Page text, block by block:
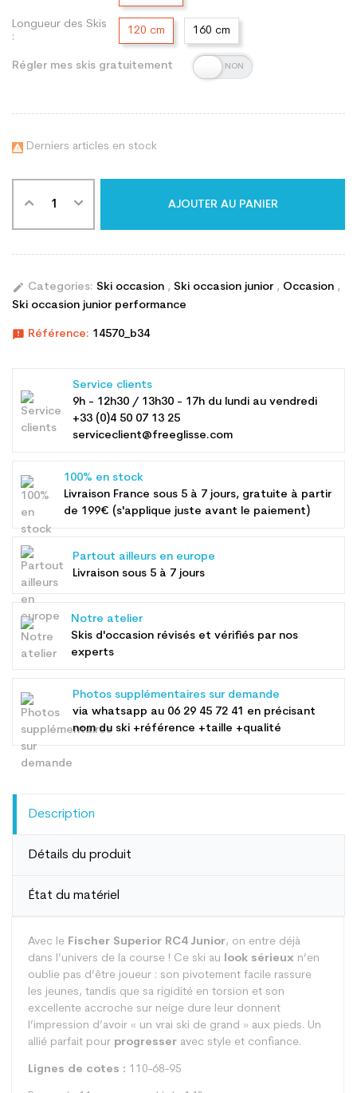
Longueur des Skis
:
120 cm 160 cm
Régler mes skis gratuitement
 Derniers articles en stock
AJOUTER AU PANIER
edit Categories: Ski occasion , Ski occasion junior , Occasion ,
Ski occasion junior performance
announcement Référence: 14570_b34
Service clients
9h - 12h30 / 13h30 - 17h du lundi au vendredi
+33 (0)4 50 07 13 25
serviceclient@freeglisse.com
100% en stock
Livraison France sous 5 à 7 jours, gratuite à partir
de 199€ (s'applique juste avant le paiement)
Partout ailleurs en europe
Livraison sous 5 à 7 jours
Notre atelier
Skis d'occasion révisés et vérifiés par nos
experts
Photos supplémentaires sur demande
via whatsapp au 06 29 45 72 41 en précisant
nom du ski +référence +taille +qualité
Description
Détails du produit
État du matériel
Avec le Fischer Superior RC4 Junior, on entre déjà
dans l’univers de la course ! Ce ski au look sérieux n’en
oublie pas d’être joueur : son pivotement facile rassure
les jeunes, tandis que sa rigidité en torsion et son
excellente accroche sur neige dure leur donnent
l’impression d’avoir « un vrai ski de grand » aux pieds. Un
allié parfait pour progresser avec style et confiance.
Lignes de cotes : 110-68-95